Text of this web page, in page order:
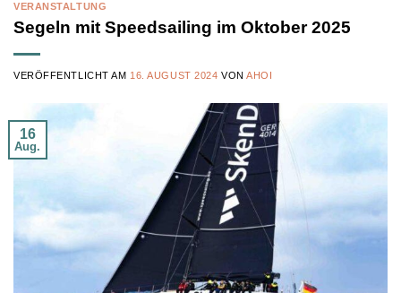
VERANSTALTUNG
Segeln mit Speedsailing im Oktober 2025
VERÖFFENTLICHT AM 16. AUGUST 2024 VONAHOI
16
Aug.